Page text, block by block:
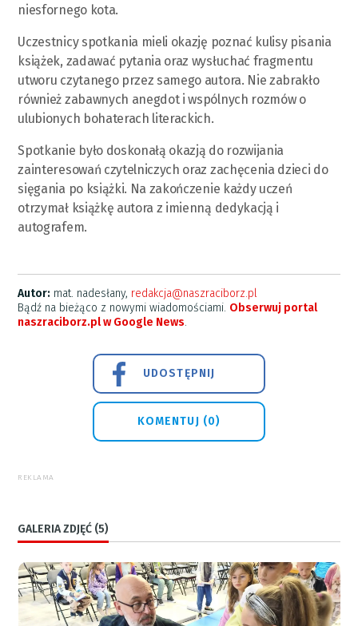
niesfornego kota.
Uczestnicy spotkania mieli okazję poznać kulisy pisania
książek, zadawać pytania oraz wysłuchać fragmentu
utworu czytanego przez samego autora. Nie zabrakło
również zabawnych anegdot i wspólnych rozmów o
ulubionych bohaterach literackich.
Spotkanie było doskonałą okazją do rozwijania
zainteresowań czytelniczych oraz zachęcenia dzieci do
sięgania po książki. Na zakończenie każdy uczeń
otrzymał książkę autora z imienną dedykacją i
autografem.
Autor: mat. nadesłany, redakcja@naszraciborz.pl
Bądź na bieżąco z nowymi wiadomościami. Obserwuj portal
naszraciborz.pl w Google News.
UDOSTĘPNIJ
KOMENTUJ (0)
REKLAMA
GALERIA ZDJĘĆ (5)